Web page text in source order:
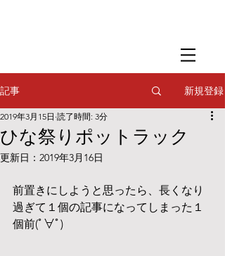
フードスタイリング
記事 新規登録
ひな祭りポットラック
2019年3月15日 読了時間: 3分
更新日： 2019年3月16日
前置きにしようと思ったら、長くなり
過ぎて１個の記事になってしまった１
個前(ﾟ∀ﾟ)